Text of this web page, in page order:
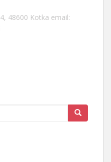
48600 Kotka email: